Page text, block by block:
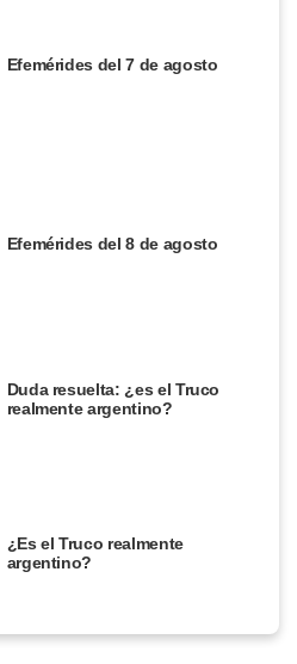
Efemérides del 7 de agosto
Efemérides del 8 de agosto
Duda resuelta: ¿es el Truco
realmente argentino?
¿Es el Truco realmente
argentino?